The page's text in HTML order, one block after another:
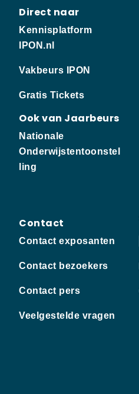
Direct naar
Kennisplatform
IPON.nl
Vakbeurs IPON
Gratis Tickets
Ook van Jaarbeurs
Nationale
Onderwijstentoonstel
ling
Contact
Contact exposanten
Contact bezoekers
Contact pers
Veelgestelde vragen